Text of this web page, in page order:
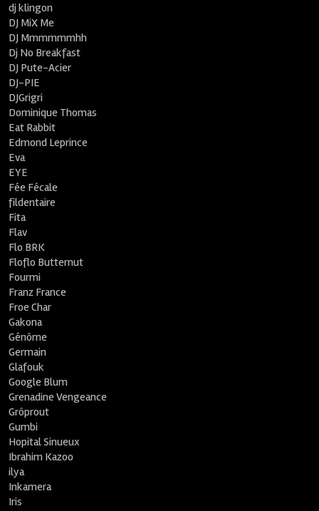
dj klingon
DJ MiX Me
DJ Mmmmmmhh
Dj No Breakfast
DJ Pute-Acier
DJ-PIE
DJGrigri
Dominique Thomas
Eat Rabbit
Edmond Leprince
Eva
EYE
Fée Fécale
fildentaire
Fita
Flav
Flo BRK
Floflo Butternut
Fourmi
Franz France
Froe Char
Gakona
Génôme
Germain
Glafouk
Google Blum
Grenadine Vengeance
Grôprout
Gumbi
Hopital Sinueux
Ibrahim Kazoo
ilya
Inkamera
Iris